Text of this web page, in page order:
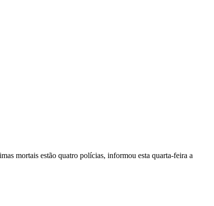
mortais estão quatro polícias, informou esta quarta-feira a